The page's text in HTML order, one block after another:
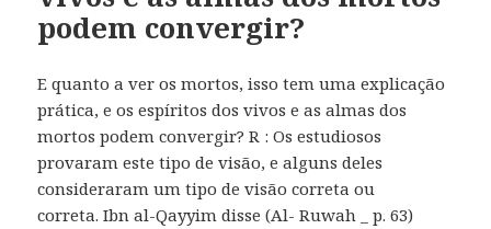
podem convergir?
E quanto a ver os mortos, isso tem uma explicação
prática, e os espíritos dos vivos e as almas dos
mortos podem convergir? R : Os estudiosos
provaram este tipo de visão, e alguns deles
consideraram um tipo de visão correta ou
correta. Ibn al-Qayyim disse (Al- Ruwah _ p. 63)